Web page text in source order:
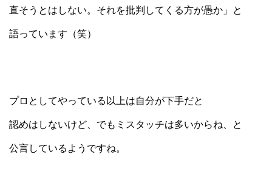
直そうとはしない。それを批判してくる方が愚か」と
語っています（笑）
プロとしてやっている以上は自分が下手だと
認めはしないけど、でもミスタッチは多いからね、と
公言しているようですね。